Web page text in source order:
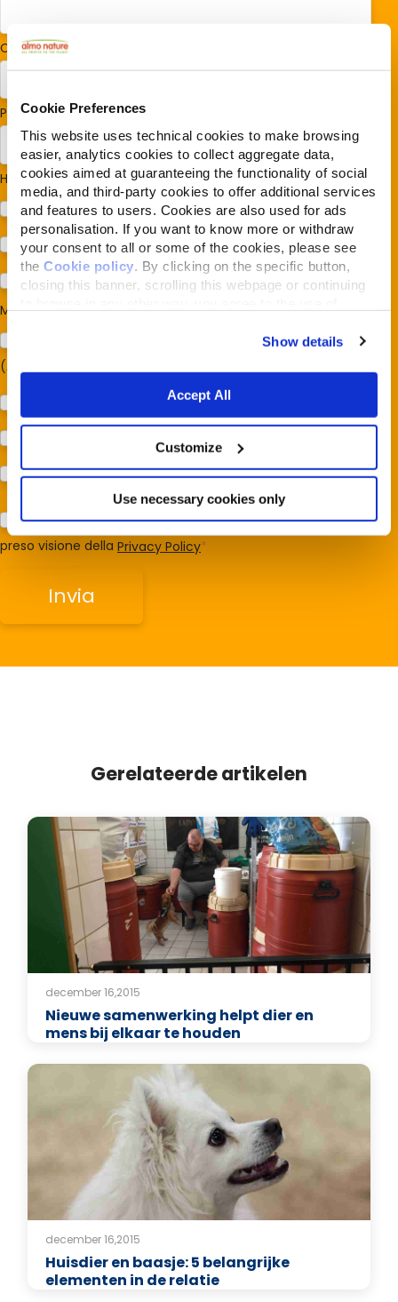
Cookie Preferences
This website uses technical cookies to make browsing
easier, analytics cookies to collect aggregate data,
cookies aimed at guaranteeing the functionality of social
media, and third-party cookies to offer additional services
and features to users. Cookies are also used for ads
personalisation. If you want to know more or withdraw
your consent to all or some of the cookies, please see
the Cookie policy . By clicking on the specific button,
closing this banner, scrolling this webpage or continuing
Show details
Accept All
Customize
Use necessary cookies only
Codice postale
Paese/Regione*
Hai cani o gatti?*
Cane
Gatto
Per ora no
Mi interessa:*
Sostegno al modello della Reintegration Economy
(Almonature - Fondazione Capellino)
Protezione della biodiversità (Fondazione Capellino)
Protezione dei cani e dei gatti (Almo Nature)
Prodotti (Almo Nature)
Acconsento al trattamento dei miei dati e dichiaro di aver
preso visione della Privacy Policy*
Gerelateerde artikelen
december 16,2015
Nieuwe samenwerking helpt dier en
mens bij elkaar te houden
december 16,2015
Huisdier en baasje: 5 belangrijke
elementen in de relatie